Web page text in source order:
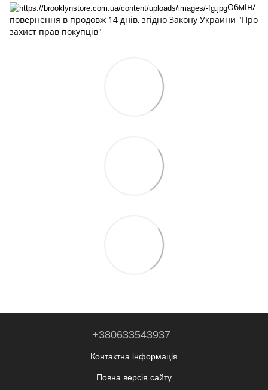
Обмін/
повернення в продовж 14 днів, згідно Закону Украини "Про
захист прав покупців"
+380633543937
Контактна інформація
Повна версія сайту